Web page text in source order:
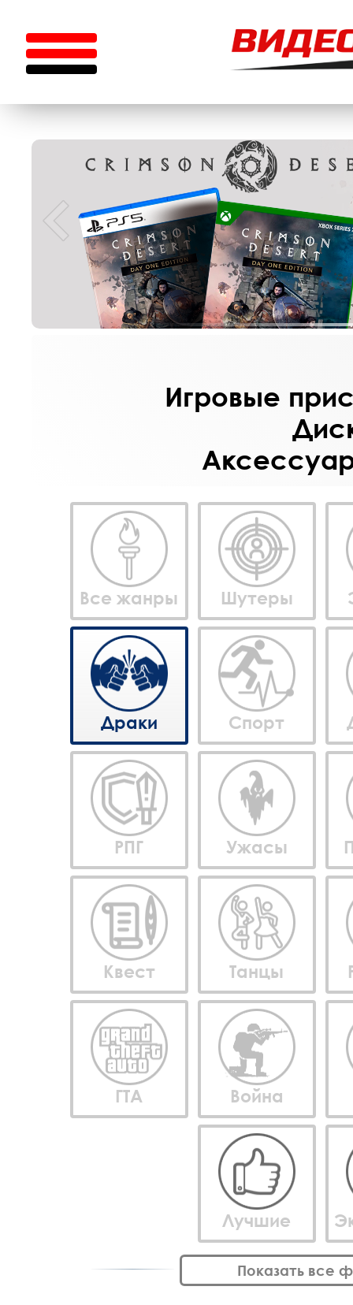
Игровые
Все жанры Шутеры
Драки Спорт
РПГ Ужасы
Квест Танцы
ГТА Война
Лучшие
Показать все